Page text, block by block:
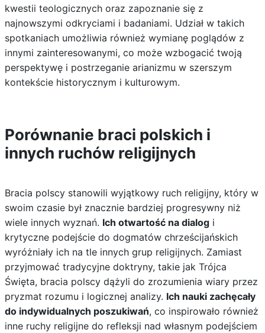
kwestii teologicznych oraz zapoznanie się z
najnowszymi odkryciami i badaniami. Udział w takich
spotkaniach umożliwia również wymianę poglądów z
innymi zainteresowanymi, co może wzbogacić twoją
perspektywę i postrzeganie arianizmu w szerszym
kontekście historycznym i kulturowym.
Porównanie braci polskich i
innych ruchów religijnych
Bracia polscy stanowili wyjątkowy ruch religijny, który w
swoim czasie był znacznie bardziej progresywny niż
wiele innych wyznań. Ich otwartość na dialogi
krytyczne podejście do dogmatów chrześcijańskich
wyróżniały ich na tle innych grup religijnych. Zamiast
przyjmować tradycyjne doktryny, takie jak Trójca
Święta, bracia polscy dążyli do zrozumienia wiary przez
pryzmat rozumu i logicznej analizy. Ich nauki zachęcały
do indywidualnych poszukiwań, co inspirowało również
inne ruchy religijne do refleksji nad własnym podejściem